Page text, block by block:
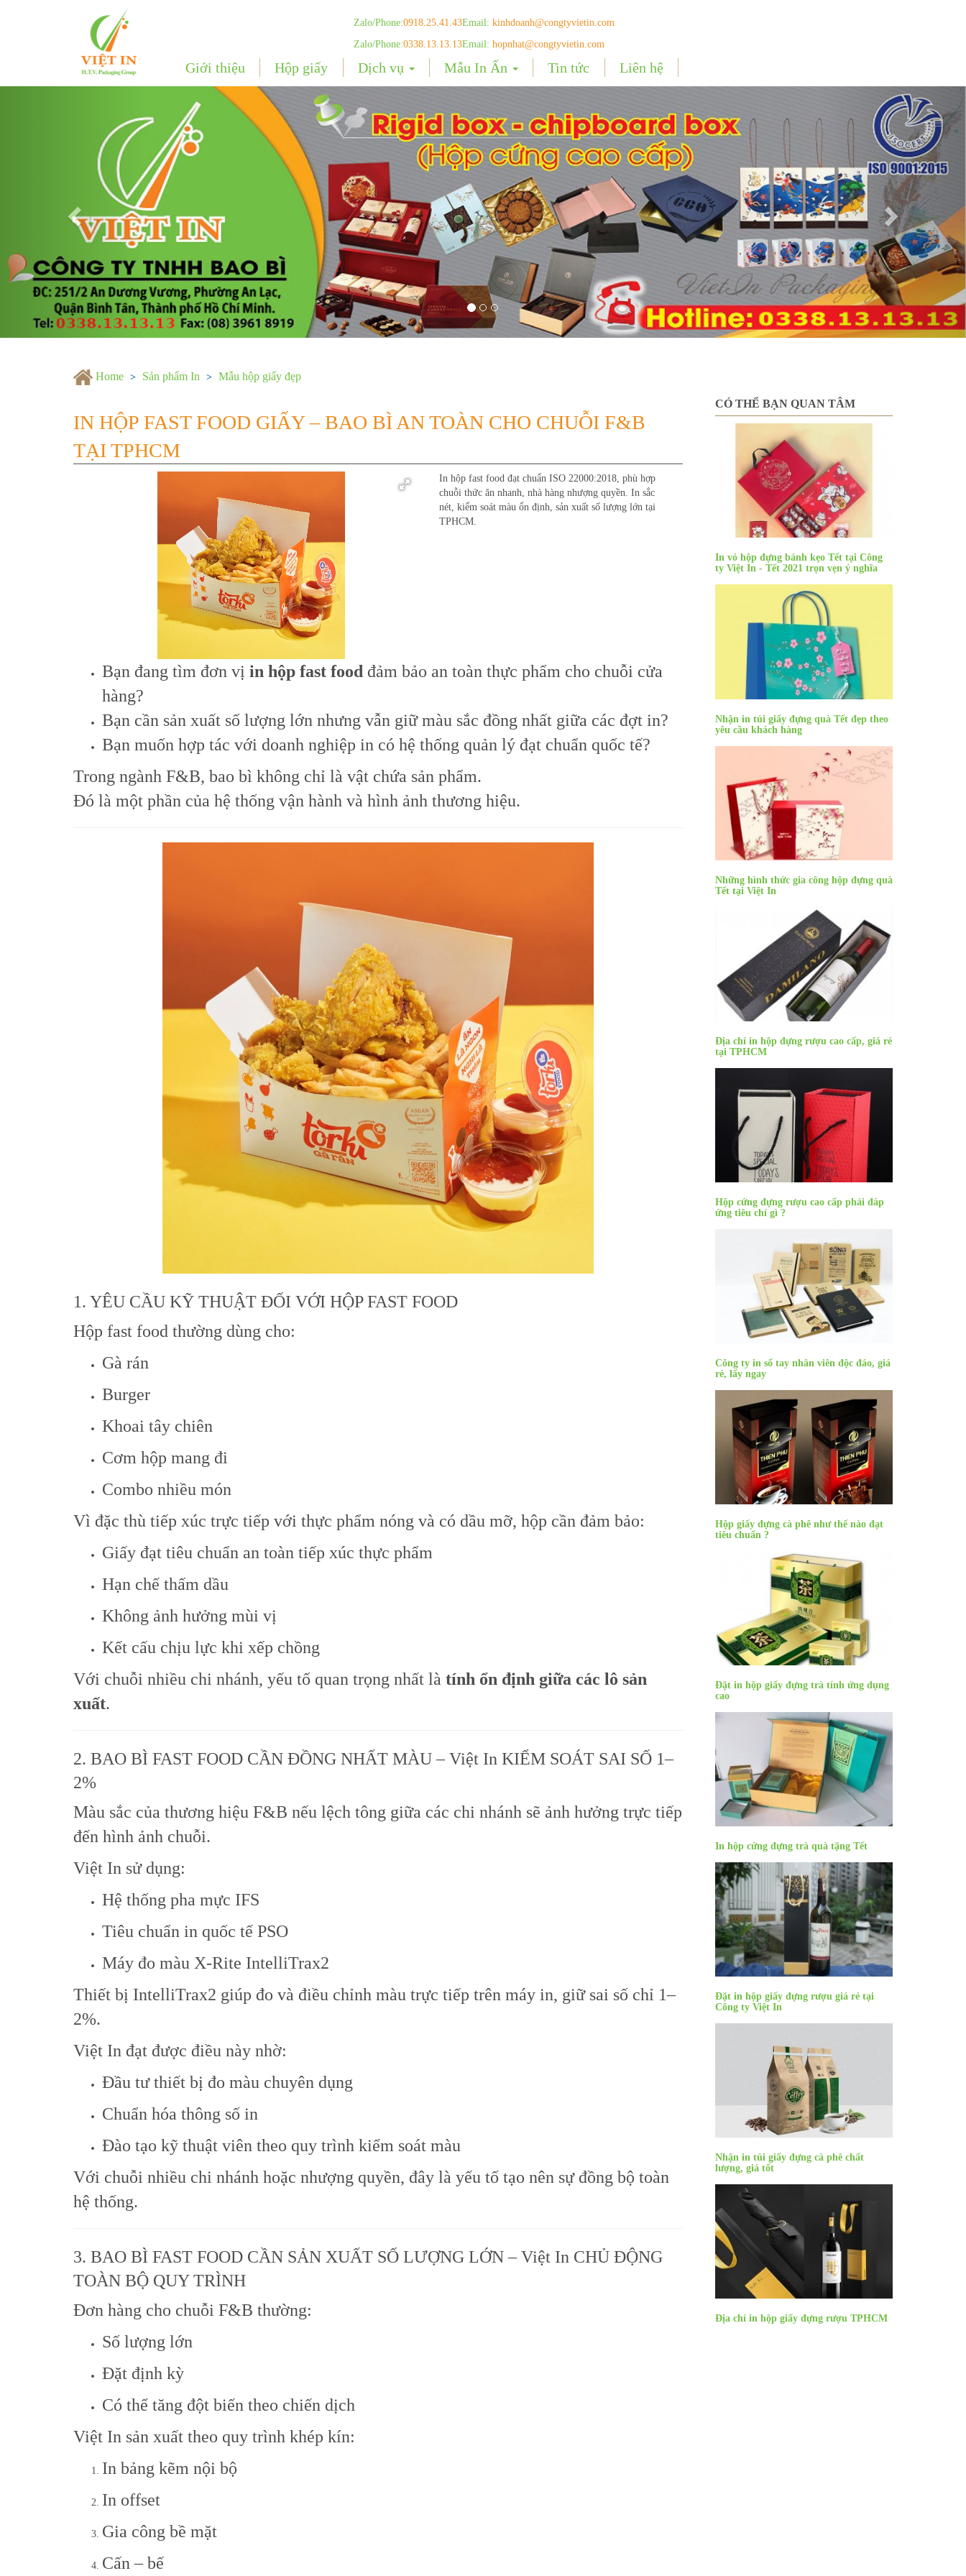
Zalo/Phone:0918.25.41.43
Zalo/Phone:0338.13.13.13
Email: kinhdoanh@congtyvietin.com
Email: hopnhat@congtyvietin.com
Giới thiệu Hộp giấy Dịch vụ Mẫu In Ấn Tin tức
Liên hệ
Next
Home Sản phẩm In Mẫu hộp giấy đẹp
IN HỘP FAST FOOD GIẤY – BAO BÌ AN TOÀN CHO CHUỖI F&B
TẠI TPHCM
In hộp fast food đạt chuẩn ISO 22000:2018, phù hợp
chuỗi thức ăn nhanh, nhà hàng nhượng quyền. In sắc
nét, kiểm soát màu ổn định, sản xuất số lượng lớn tại
TPHCM.
Bạn đang tìm đơn vị in hộp fast food đảm bảo an toàn thực phẩm cho chuỗi cửa
hàng?
Bạn cần sản xuất số lượng lớn nhưng vẫn giữ màu sắc đồng nhất giữa các đợt in?
Bạn muốn hợp tác với doanh nghiệp in có hệ thống quản lý đạt chuẩn quốc tế?
Trong ngành F&B, bao bì không chỉ là vật chứa sản phẩm.
Đó là một phần của hệ thống vận hành và hình ảnh thương hiệu.
1. YÊU CẦU KỸ THUẬT ĐỐI VỚI HỘP FAST FOOD
Hộp fast food thường dùng cho:
Gà rán
Burger
Khoai tây chiên
Cơm hộp mang đi
Combo nhiều món
Vì đặc thù tiếp xúc trực tiếp với thực phẩm nóng và có dầu mỡ, hộp cần đảm bảo:
Giấy đạt tiêu chuẩn an toàn tiếp xúc thực phẩm
Hạn chế thấm dầu
Không ảnh hưởng mùi vị
Kết cấu chịu lực khi xếp chồng
Với chuỗi nhiều chi nhánh, yếu tố quan trọng nhất là tính ổn định giữa các lô sản
xuất.
2. BAO BÌ FAST FOOD CẦN ĐỒNG NHẤT MÀU – Việt In KIỂM SOÁT SAI SỐ 1–
2%
Màu sắc của thương hiệu F&B nếu lệch tông giữa các chi nhánh sẽ ảnh hưởng trực tiếp
đến hình ảnh chuỗi.
Việt In sử dụng:
Hệ thống pha mực IFS
Tiêu chuẩn in quốc tế PSO
Máy đo màu X-Rite IntelliTrax2
Thiết bị IntelliTrax2 giúp đo và điều chỉnh màu trực tiếp trên máy in, giữ sai số chỉ 1–
2%.
Việt In đạt được điều này nhờ:
Đầu tư thiết bị đo màu chuyên dụng
Chuẩn hóa thông số in
Đào tạo kỹ thuật viên theo quy trình kiểm soát màu
Với chuỗi nhiều chi nhánh hoặc nhượng quyền, đây là yếu tố tạo nên sự đồng bộ toàn
hệ thống.
3. BAO BÌ FAST FOOD CẦN SẢN XUẤT SỐ LƯỢNG LỚN – Việt In CHỦ ĐỘNG
TOÀN BỘ QUY TRÌNH
Đơn hàng cho chuỗi F&B thường:
Số lượng lớn
Đặt định kỳ
Có thể tăng đột biến theo chiến dịch
Việt In sản xuất theo quy trình khép kín:
In bảng kẽm nội bộ
In offset
Gia công bề mặt
Cấn – bế
CÓ THỂ BẠN QUAN TÂM
In vỏ hộp đựng bánh kẹo Tết tại Công
ty Việt In - Tết 2021 trọn vẹn ý nghĩa
Nhận in túi giấy đựng quà Tết đẹp theo
yêu cầu khách hàng
Những hình thức gia công hộp đựng quà
Tết tại Việt In
Địa chỉ in hộp đựng rượu cao cấp, giá rẻ
tại TPHCM
Hộp cứng đựng rượu cao cấp phải đáp
ứng tiêu chí gì ?
Công ty in sổ tay nhân viên độc đáo, giá
rẻ, lấy ngay
Hộp giấy đựng cà phê như thế nào đạt
tiêu chuẩn ?
Đặt in hộp giấy đựng trà tính ứng dụng
cao
In hộp cứng đựng trà quà tặng Tết
Đặt in hộp giấy đựng rượu giá rẻ tại
Công ty Việt In
Nhận in túi giấy đựng cà phê chất
lượng, giá tốt
Địa chỉ in hộp giấy đựng rượu TPHCM